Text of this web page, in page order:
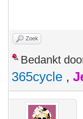
Zoek
Bedankt
365cycle ,